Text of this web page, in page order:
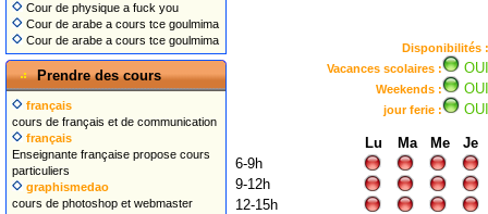
Cour de physique a fuck you
Cour de arabe a cours tce goulmima
Cour de arabe a cours tce goulmima
Prendre des cours
français
cours de français et de communication
français
Enseignante française propose cours
particuliers
graphismedao
cours de photoshop et webmaster
Disponibilités :
Vacances scolaires :
OUI
Weekends : OUI
jour ferie : OUI
Lu Ma Me
Je
6-9h
9-12h
12-15h